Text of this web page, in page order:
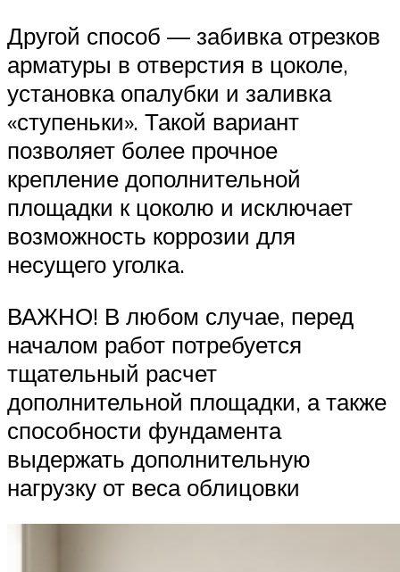
Другой способ — забивка отрезков
арматуры в отверстия в цоколе,
установка опалубки и заливка
«ступеньки». Такой вариант
позволяет более прочное
крепление дополнительной
площадки к цоколю и исключает
возможность коррозии для
несущего уголка.
ВАЖНО! В любом случае, перед
началом работ потребуется
тщательный расчет
дополнительной площадки, а также
способности фундамента
выдержать дополнительную
нагрузку от веса облицовки